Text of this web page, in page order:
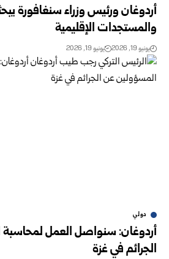
أردوغان ورئيس وزراء سنغافورة
والمستجدات الإقليمية
يونيو 19, 2026 يونيو 19, 2026
دولي
أردوغان: سنواصل العمل
الجرائم في غزة